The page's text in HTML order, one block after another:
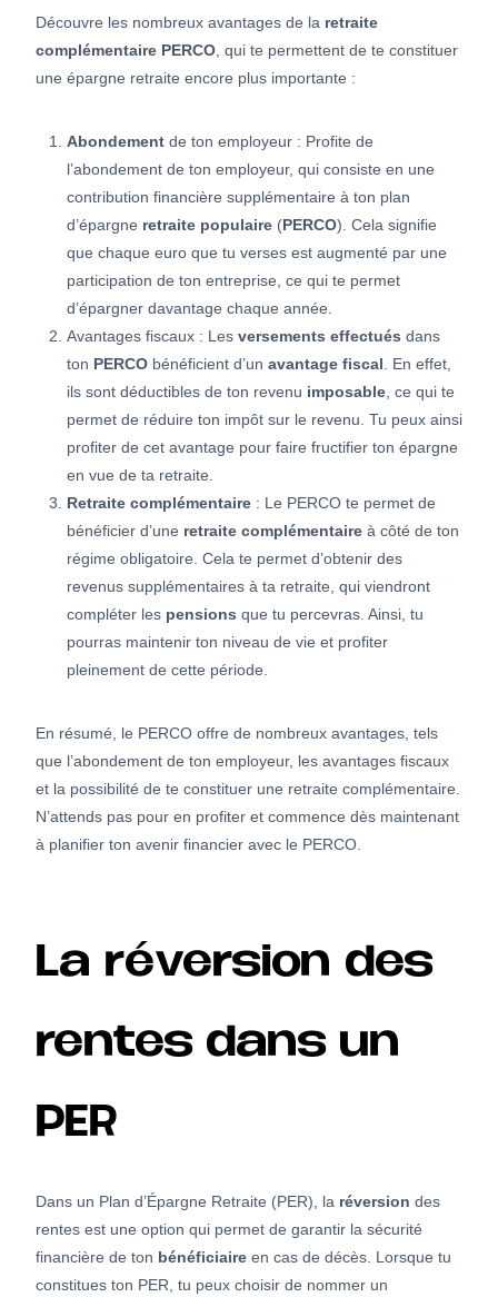
Découvre les nombreux avantages de la retraite
complémentaire PERCO , qui te permettent de te constituer
une épargne retraite encore plus importante :
Abondement de ton employeur : Profite de
l’abondement de ton employeur, qui consiste en une
contribution financière supplémentaire à ton plan
d’épargne retraite populaire (PERCO). Cela signifie
que chaque euro que tu verses est augmenté par une
participation de ton entreprise, ce qui te permet
d’épargner davantage chaque année.
Avantages fiscaux : Les versements effectués dans
ton PERCO bénéficient d’un avantage fiscal . En effet,
ils sont déductibles de ton revenu imposable , ce qui te
permet de réduire ton impôt sur le revenu. Tu peux ainsi
profiter de cet avantage pour faire fructifier ton épargne
en vue de ta retraite.
Retraite complémentaire : Le PERCO te permet de
bénéficier d’une retraite complémentaire à côté de ton
régime obligatoire. Cela te permet d’obtenir des
revenus supplémentaires à ta retraite, qui viendront
compléter les pensions que tu percevras. Ainsi, tu
pourras maintenir ton niveau de vie et profiter
pleinement de cette période.
En résumé, le PERCO offre de nombreux avantages, tels
que l’abondement de ton employeur, les avantages fiscaux
et la possibilité de te constituer une retraite complémentaire.
N’attends pas pour en profiter et commence dès maintenant
à planifier ton avenir financier avec le PERCO.
La réversion des
rentes dans un
PER
Dans un Plan d’Épargne Retraite (PER), la réversion des
rentes est une option qui permet de garantir la sécurité
financière de ton bénéficiaire en cas de décès. Lorsque tu
constitues ton PER, tu peux choisir de nommer un